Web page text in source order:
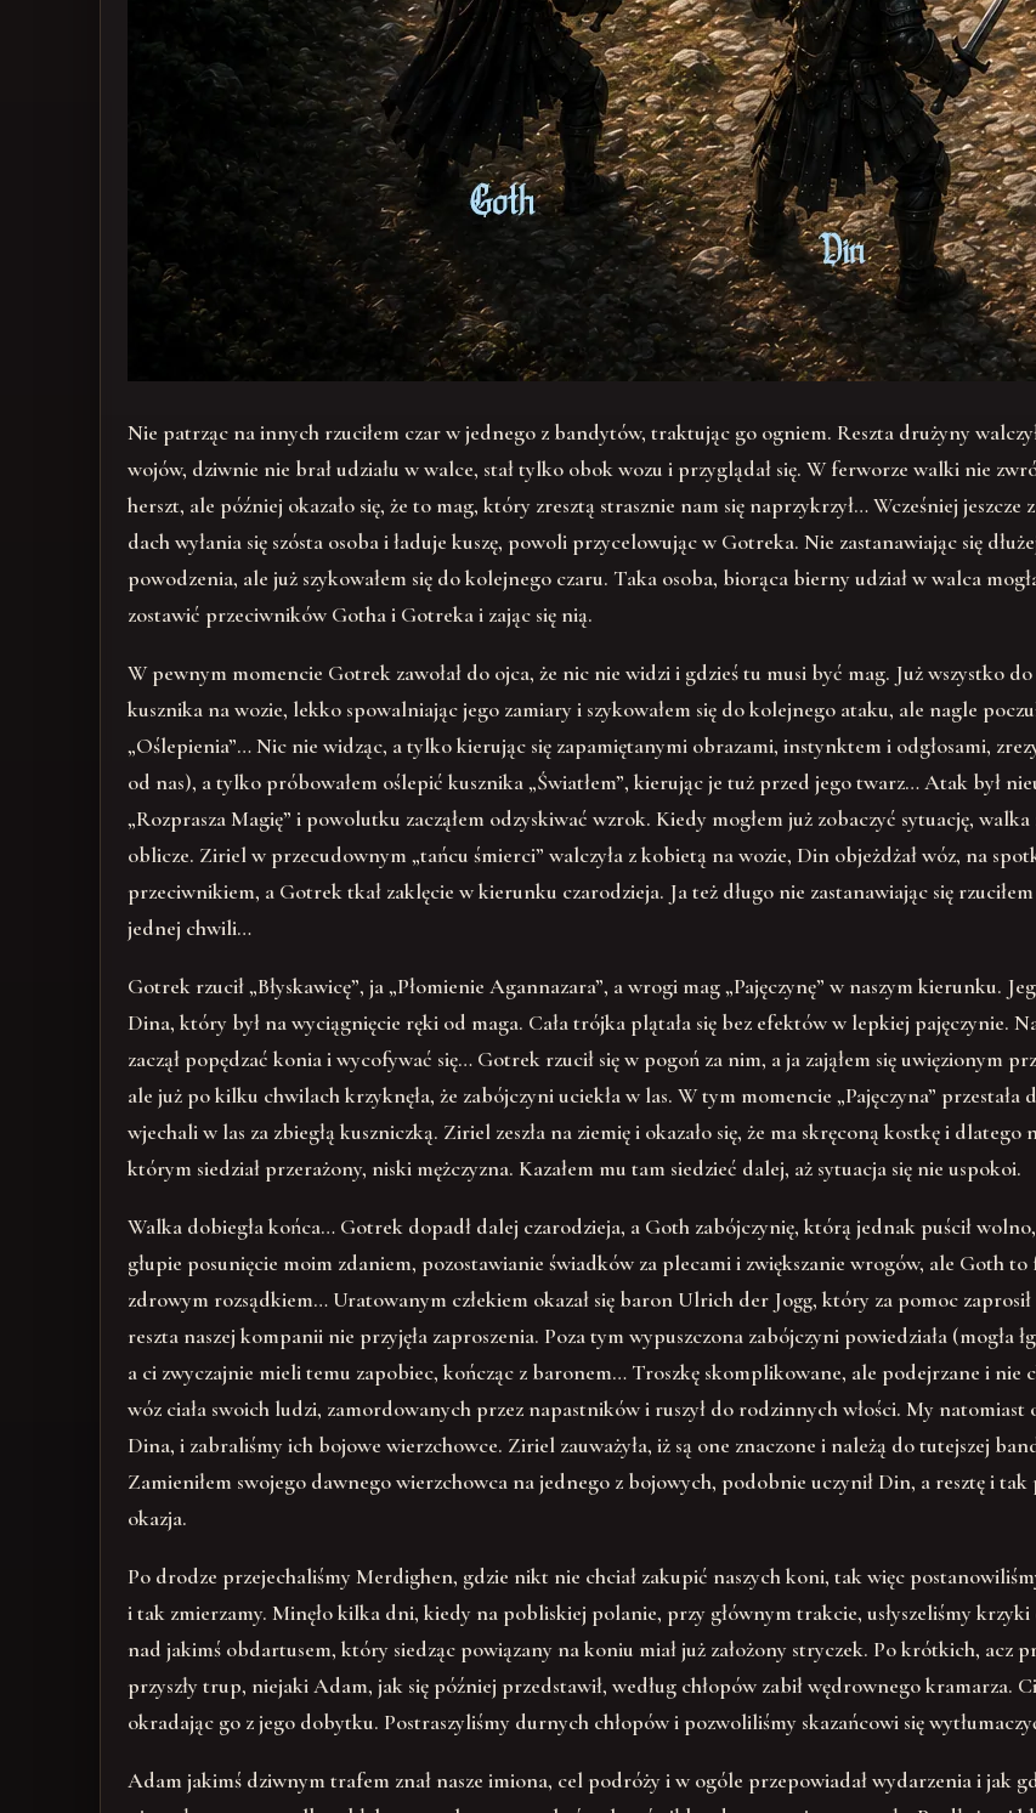
Nie patrząc na innych rzuciłem czar w jednego z bandytów, traktując go ogniem. Reszta drużyny
wojów, dziwnie nie brał udziału w walce, stał tylko obok wozu i przyglądał się. W ferworze walki nie
herszt, ale później okazało się, że to mag, który zresztą strasznie nam się naprzykrzył… Wcześniej
dach wyłania się szósta osoba i ładuje kuszę, powoli przycelowując w Gotreka. Nie zastanawiając się
powodzenia, ale już szykowałem się do kolejnego czaru. Taka osoba, biorąca bierny udział w walca
zostawić przeciwników Gotha i Gotreka i zając się nią.
W pewnym momencie Gotrek zawołał do ojca, że nic nie widzi i gdzieś tu musi być mag. Już wszystko
kusznika na wozie, lekko spowalniając jego zamiary i szykowałem się do kolejnego ataku, ale nagle
„Oślepienia”… Nic nie widząc, a tylko kierując się zapamiętanymi obrazami, instynktem i odgłosami,
od nas), a tylko próbowałem oślepić kusznika „Światłem”, kierując je tuż przed jego twarz… Atak był
„Rozprasza Magię” i powolutku zacząłem odzyskiwać wzrok. Kiedy mogłem już zobaczyć sytuację,
oblicze. Ziriel w przecudownym „tańcu śmierci” walczyła z kobietą na wozie, Din objeżdżał wóz, na
przeciwnikiem, a Gotrek tkał zaklęcie w kierunku czarodzieja. Ja też długo nie zastanawiając się
jednej chwili…
Gotrek rzucił „Błyskawicę”, ja „Płomienie Agannazara”, a wrogi mag „Pajęczynę” w naszym kierunku.
Dina, który był na wyciągnięcie ręki od maga. Cała trójka plątała się bez efektów w lepkiej pajęczynie.
zaczął popędzać konia i wycofywać się… Gotrek rzucił się w pogoń za nim, a ja zająłem się uwięzionym
ale już po kilku chwilach krzyknęła, że zabójczyni uciekła w las. W tym momencie „Pajęczyna”
wjechali w las za zbiegłą kuszniczką. Ziriel zeszła na ziemię i okazało się, że ma skręconą kostkę i
którym siedział przerażony, niski mężczyzna. Kazałem mu tam siedzieć dalej, aż sytuacja się nie uspokoi.
Walka dobiegła końca… Gotrek dopadł dalej czarodzieja, a Goth zabójczynię, którą jednak puścił
głupie posunięcie moim zdaniem, pozostawianie świadków za plecami i zwiększanie wrogów, ale Goth
zdrowym rozsądkiem… Uratowanym człekiem okazał się baron Ulrich der Jogg, który za pomoc
reszta naszej kompanii nie przyjęła zaproszenia. Poza tym wypuszczona zabójczyni powiedziała (mogła
a ci zwyczajnie mieli temu zapobiec, kończąc z baronem… Troszkę skomplikowane, ale podejrzane i nie
wóz ciała swoich ludzi, zamordowanych przez napastników i ruszył do rodzinnych włości. My natomiast
Dina, i zabraliśmy ich bojowe wierzchowce. Ziriel zauważyła, iż są one znaczone i należą do tutejszej
Zamieniłem swojego dawnego wierzchowca na jednego z bojowych, podobnie uczynił Din, a resztę i
okazja.
Po drodze przejechaliśmy Merdighen, gdzie nikt nie chciał zakupić naszych koni, tak więc
i tak zmierzamy. Minęło kilka dni, kiedy na pobliskiej polanie, przy głównym trakcie, usłyszeliśmy krzyki
nad jakimś obdartusem, który siedząc powiązany na koniu miał już założony stryczek. Po krótkich, acz
przyszły trup, niejaki Adam, jak się później przedstawił, według chłopów zabił wędrownego kramarza.
okradając go z jego dobytku. Postraszyliśmy durnych chłopów i pozwoliliśmy skazańcowi się
Adam jakimś dziwnym trafem znał nasze imiona, cel podróży i w ogóle przepowiadał wydarzenia i jak